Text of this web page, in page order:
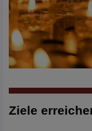
Ziele